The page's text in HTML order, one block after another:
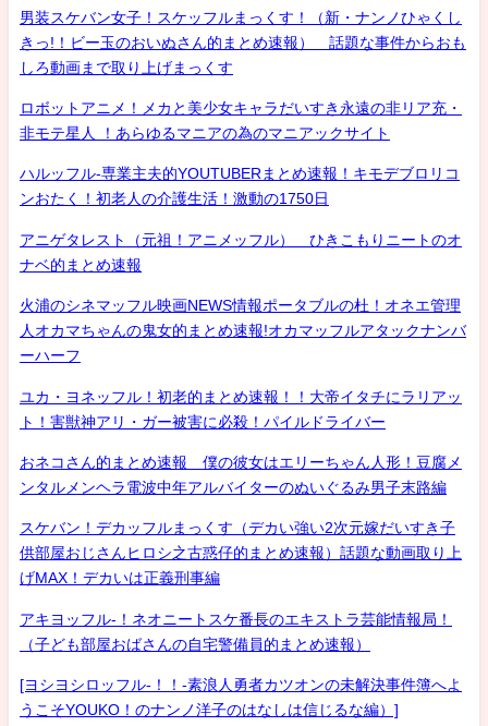
男装スケバン女子！スケッフルまっくす！（新・ナンノひゃくし
きっ!！ビー玉のおいぬさん的まとめ速報） 話題な事件からおも
しろ動画まで取り上げまっくす
ロボットアニメ！メカと美少女キャラだいすき永遠の非リア充・
非モテ星人 ！あらゆるマニアの為のマニアックサイト
ハルッフル-専業主夫的YOUTUBERまとめ速報！キモデブロリコ
ンおたく！初老人の介護生活！激動の1750日
アニゲタレスト（元祖！アニメッフル） ひきこもりニートのオ
ナベ的まとめ速報
火浦のシネマッフル映画NEWS情報ポータブルの杜！オネエ管理
人オカマちゃんの鬼女的まとめ速報!オカマッフルアタックナンバ
ーハーフ
ユカ・ヨネッフル！初老的まとめ速報！！大帝イタチにラリアッ
ト！害獣神アリ・ガー被害に必殺！パイルドライバー
おネコさん的まとめ速報 僕の彼女はエリーちゃん人形！豆腐メ
ンタルメンヘラ電波中年アルバイターのぬいぐるみ男子末路編
スケバン！デカッフルまっくす（デカい強い2次元嫁だいすき子
供部屋おじさんヒロシ之古惑仔的まとめ速報）話題な動画取り上
げMAX！デカいは正義刑事編
アキヨッフル-！ネオニートスケ番長のエキストラ芸能情報局！
（子ども部屋おばさんの自宅警備員的まとめ速報）
[ヨシヨシロッフル-！！-素浪人勇者カツオンの未解決事件簿へよ
うこそYOUKO！のナンノ洋子のはなしは信じるな編）]